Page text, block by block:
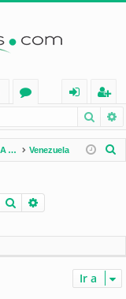
os
nt
ifi
e
eg
ist
ra
FORO AMÉRICA LATINA Venezuela
r
Buscar
Ir a